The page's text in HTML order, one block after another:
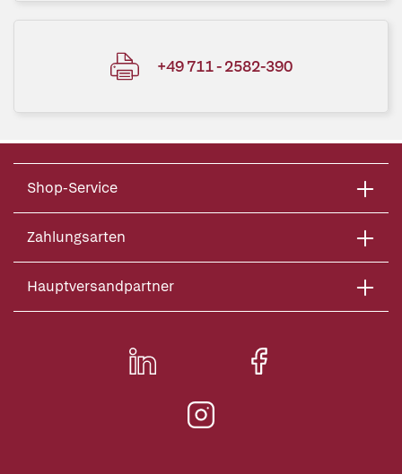
+49 711 - 2582-390
Shop-Service
Zahlungsarten
Hauptversandpartner